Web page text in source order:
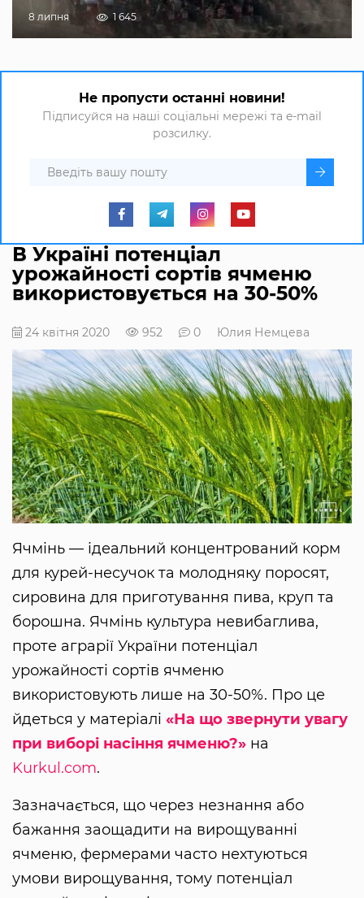
8 липня 1 645
Не пропусти останні новини!
Підписуйся на наші соціальні мережі та e-mail
розсилку.
В Україні потенціал
урожайності сортів ячменю
використовується на 30-50%
24 квітня 2020 952 0 Юлия Немцева
Ячмінь — ідеальний концентрований корм
для курей-несучок та молодняку поросят,
сировина для приготування пива, круп та
борошна. Ячмінь культура невибаглива,
проте аграрії України потенціал
урожайності сортів ячменю
використовують лише на 30-50%. Про це
йдеться у матеріалі «На що звернути увагу
при виборі насіння ячменю?» на
Kurkul.com.
Зазначається, що через незнання або
бажання заощадити на вирощуванні
ячменю, фермерами часто нехтуються
умови вирощування, тому потенціал